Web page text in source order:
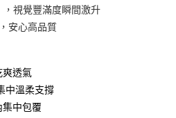
後才付款」的支付方式。 讓您購物簡單
卡、不需儲值。
證，即可結帳。
再付款。
後付」後，將跳轉至「AFTEE先享後付」
)免運費
視覺豐滿度瞬間激升
安心高品質
透氣
中溫柔支撐
中包覆